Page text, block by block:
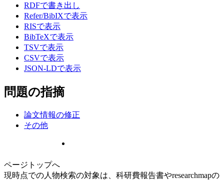
RDFで書き出し
Refer/BibIXで表示
RISで表示
BibTeXで表示
TSVで表示
CSVで表示
JSON-LDで表示
問題の指摘
論文情報の修正
その他
ページトップへ
現時点での人物検索の対象は、科研費報告書やresearchmapの